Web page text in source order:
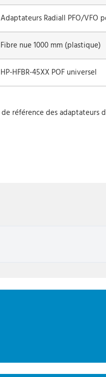
Adaptateurs Radiall PFO/VFO
Fibre nue 1000 mm (plastique)
HP-HFBR-45XX POF universel
référence des